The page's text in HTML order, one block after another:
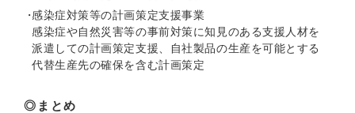
感染症対策等の計画策定支援事業
感染症や自然災害等の事前対策に知見のある支援人材を
派遣しての計画策定支援、自社製品の生産を可能とする
代替生産先の確保を含む計画策定
◎まとめ